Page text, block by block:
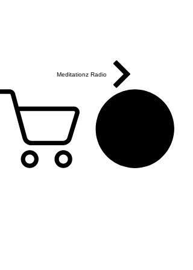
Meditationz Radio